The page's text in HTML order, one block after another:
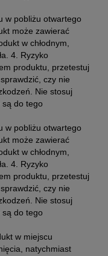
w pobliżu otwartego
może zawierać
w chłodnym,
4. Ryzyko
produktu, przetestuj
czy nie
Nie stosuj
do tego
w pobliżu otwartego
może zawierać
w chłodnym,
4. Ryzyko
produktu, przetestuj
czy nie
Nie stosuj
do tego
w miejscu
natychmiast